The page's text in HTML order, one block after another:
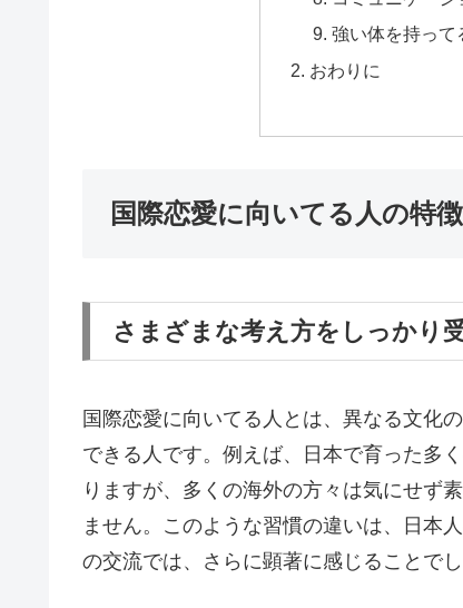
強い体を持って
おわりに
国際恋愛に向いてる人の特
さまざまな考え方をしっかり
国際恋愛に向いてる人とは、異なる文化
できる人です。例えば、日本で育った多
りますが、多くの海外の方々は気にせず
ません。このような習慣の違いは、日本
の交流では、さらに顕著に感じることでし